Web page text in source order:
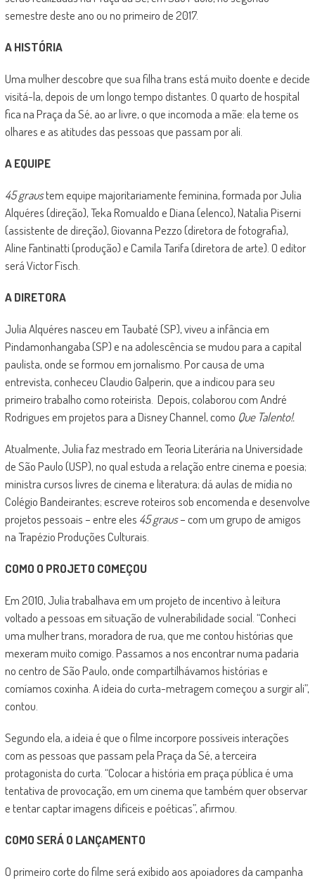
semestre deste ano ou no primeiro de 2017.
A HISTÓRIA
Uma mulher descobre que sua filha trans está muito doente e decide
visitá-la, depois de um longo tempo distantes. O quarto de hospital
fica na Praça da Sé, ao ar livre, o que incomoda a mãe: ela teme os
olhares e as atitudes das pessoas que passam por ali.
A EQUIPE
45 graustem equipe majoritariamente feminina, formada por Julia
Alquéres (direção), Teka Romualdo e Diana (elenco), Natalia Piserni
(assistente de direção), Giovanna Pezzo (diretora de fotografia),
Aline Fantinatti (produção) e Camila Tarifa (diretora de arte). O editor
será Victor Fisch.
A DIRETORA
Julia Alquéres nasceu em Taubaté (SP), viveu a infância em
Pindamonhangaba (SP) e na adolescência se mudou para a capital
paulista, onde se formou em jornalismo. Por causa de uma
entrevista, conheceu Claudio Galperin, que a indicou para seu
primeiro trabalho como roteirista. Depois, colaborou com André
Rodrigues em projetos para a Disney Channel, como Que Talento!.
Atualmente, Julia faz mestrado em Teoria Literária na Universidade
de São Paulo (USP), no qual estuda a relação entre cinema e poesia;
ministra cursos livres de cinema e literatura; dá aulas de mídia no
Colégio Bandeirantes; escreve roteiros sob encomenda e desenvolve
projetos pessoais – entre eles 45 graus– com um grupo de amigos
na Trapézio Produções Culturais.
COMO O PROJETO COMEÇOU
Em 2010, Julia trabalhava em um projeto de incentivo à leitura
voltado a pessoas em situação de vulnerabilidade social. “Conheci
uma mulher trans, moradora de rua, que me contou histórias que
mexeram muito comigo. Passamos a nos encontrar numa padaria
no centro de São Paulo, onde compartilhávamos histórias e
comíamos coxinha. A ideia do curta-metragem começou a surgir ali”,
contou.
Segundo ela, a ideia é que o filme incorpore possíveis interações
com as pessoas que passam pela Praça da Sé, a terceira
protagonista do curta. “Colocar a história em praça pública é uma
tentativa de provocação, em um cinema que também quer observar
e tentar captar imagens difíceis e poéticas”, afirmou.
COMO SERÁ O LANÇAMENTO
O primeiro corte do filme será exibido aos apoiadores da campanha